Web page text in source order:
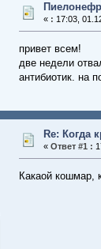
« : 17:03,
привет всем!
две недели
антибиотик. на
Re: Когда
« Ответ #1 :
Какаой кошмар,